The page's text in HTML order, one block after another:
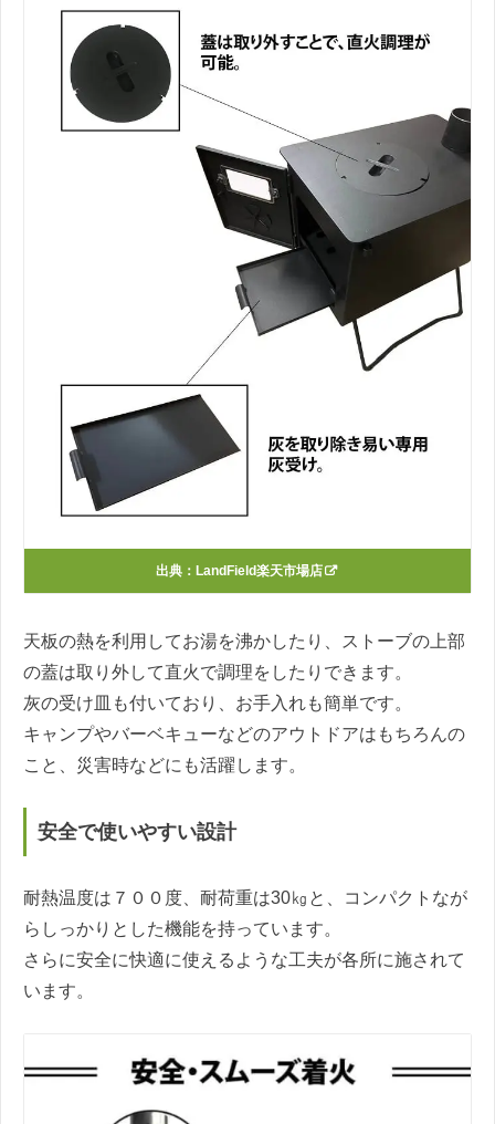
出典： LandField楽天市場店
天板の熱を利用してお湯を沸かしたり、ストーブの上部
の蓋は取り外して直火で調理をしたりできます。
灰の受け皿も付いており、お手入れも簡単です。
キャンプやバーベキューなどのアウトドアはもちろんの
こと、災害時などにも活躍します。
安全で使いやすい設計
耐熱温度は７００度、耐荷重は30㎏と、コンパクトなが
らしっかりとした機能を持っています。
さらに安全に快適に使えるような工夫が各所に施されて
います。